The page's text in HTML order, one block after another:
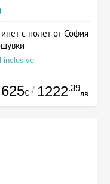
с полет от София
inclusive
625€ / 1222.39
лв.